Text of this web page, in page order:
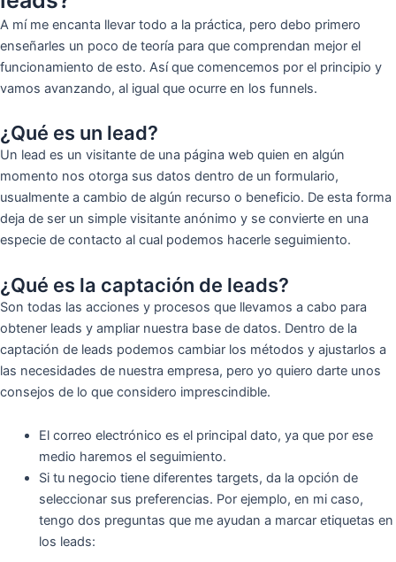
A mí me encanta llevar todo a la práctica, pero debo primero
enseñarles un poco de teoría para que comprendan mejor el
funcionamiento de esto. Así que comencemos por el principio y
vamos avanzando, al igual que ocurre en los funnels.
¿Qué es un lead?
Un lead es un visitante de una página web quien en algún
momento nos otorga sus datos dentro de un formulario,
usualmente a cambio de algún recurso o beneficio. De esta forma
deja de ser un simple visitante anónimo y se convierte en una
especie de contacto al cual podemos hacerle seguimiento.
¿Qué es la captación de leads?
Son todas las acciones y procesos que llevamos a cabo para
obtener leads y ampliar nuestra base de datos. Dentro de la
captación de leads podemos cambiar los métodos y ajustarlos a
las necesidades de nuestra empresa, pero yo quiero darte unos
consejos de lo que considero imprescindible.
El correo electrónico es el principal dato, ya que por ese
medio haremos el seguimiento.
Si tu negocio tiene diferentes targets, da la opción de
seleccionar sus preferencias. Por ejemplo, en mi caso,
tengo dos preguntas que me ayudan a marcar etiquetas en
los leads: